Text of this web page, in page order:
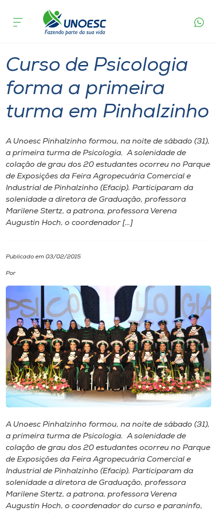
Cursos
Pesquisa
Atendimento ao Estudante
Portal de Ensino
A
Unoesc
Internacionalização
Cultura
CPA
Biblioteca
Editora
Museu
Unoesc
Store
acontece
Curso de Psicologia
forma a primeira
turma em Pinhalzinho
A Unoesc Pinhalzinho formou, na noite de sábado (31),
a primeira turma de Psicologia. A solenidade de
colação de grau dos 20 estudantes ocorreu no Parque
de Exposições da Feira Agropecuária Comercial e
Industrial de Pinhalzinho (Efacip). Participaram da
solenidade a diretora de Graduação, professora
Marilene Stertz, a patrona, professora Verena
Augustin Hoch, o coordenador […]
Publicado em 03/02/2015
Por
A Unoesc Pinhalzinho formou, na noite de sábado (31),
a primeira turma de Psicologia. A solenidade de
colação de grau dos 20 estudantes ocorreu no Parque
de Exposições da Feira Agropecuária Comercial e
Industrial de Pinhalzinho (Efacip). Participaram da
solenidade a diretora de Graduação, professora
Marilene Stertz, a patrona, professora Verena
Augustin Hoch, o coordenador do curso e paraninfo,